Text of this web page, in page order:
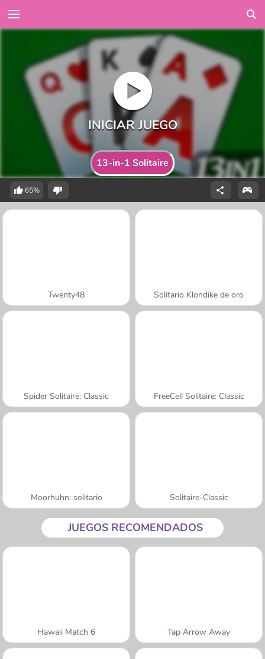
13-in-1 Solitaire
65%
Twenty48 Solitario Klondike de oro
Spider Solitaire: Classic FreeCell Solitaire: Classic
Moorhuhn: solitario Solitaire-Classic
JUEGOS RECOMENDADOS
Hawaii Match 6 Tap Arrow Away